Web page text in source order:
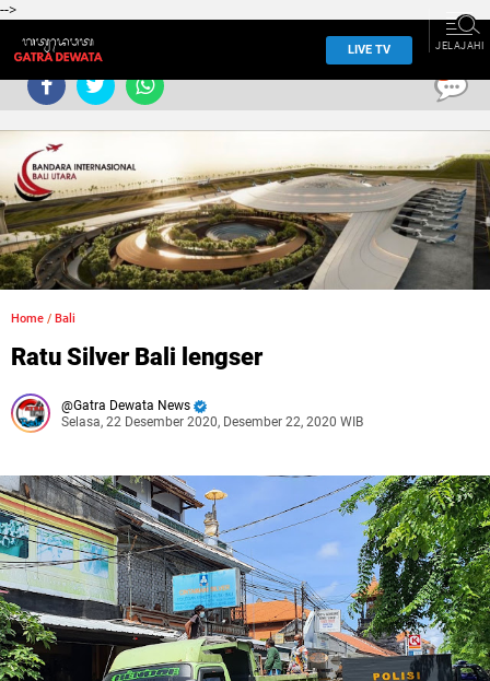
-->
LIVE TV JELAJAHI
Home / Bali
Ratu Silver Bali lengser
Gatra Dewata News
Selasa, 22 Desember 2020, Desember 22, 2020 WIB